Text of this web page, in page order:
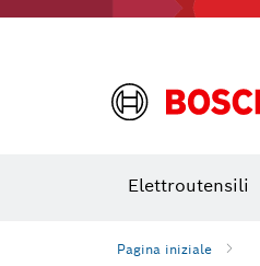
Elettroutensili
Pagina iniziale